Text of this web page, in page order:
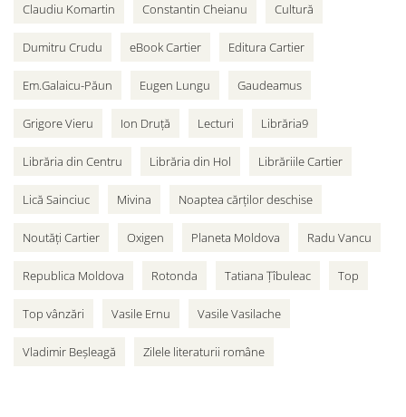
Claudiu Komartin Constantin Cheianu Cultură
Dumitru Crudu eBook Cartier Editura Cartier
Em.Galaicu-Păun Eugen Lungu Gaudeamus
Grigore Vieru Ion Druță Lecturi Librăria9
Librăria din Centru Librăria din Hol Librăriile Cartier
Lică Sainciuc Mivina Noaptea cărților deschise
Noutăți Cartier Oxigen Planeta Moldova Radu Vancu
Republica Moldova Rotonda Tatiana Țîbuleac Top
Top vânzări Vasile Ernu Vasile Vasilache
Vladimir Beșleagă Zilele literaturii române